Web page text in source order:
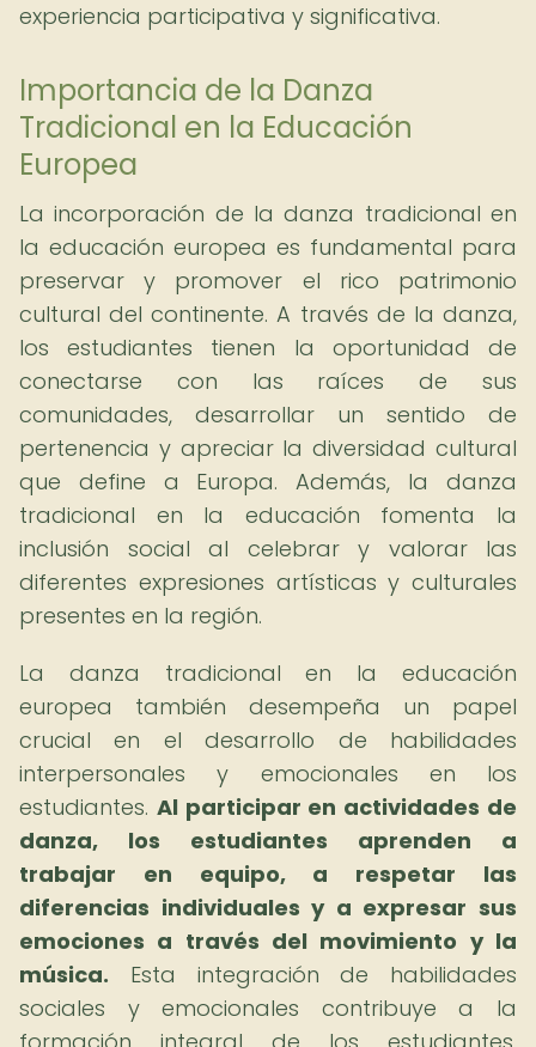
experiencia participativa y significativa.
Importancia de la Danza
Tradicional en la Educación
Europea
La incorporación de la danza tradicional en
la educación europea es fundamental para
preservar y promover el rico patrimonio
cultural del continente. A través de la danza,
los estudiantes tienen la oportunidad de
conectarse con las raíces de sus
comunidades, desarrollar un sentido de
pertenencia y apreciar la diversidad cultural
que define a Europa. Además, la danza
tradicional en la educación fomenta la
inclusión social al celebrar y valorar las
diferentes expresiones artísticas y culturales
presentes en la región.
La danza tradicional en la educación
europea también desempeña un papel
crucial en el desarrollo de habilidades
interpersonales y emocionales en los
estudiantes. Al participar en actividades de
danza, los estudiantes aprenden a
trabajar en equipo, a respetar las
diferencias individuales y a expresar sus
emociones a través del movimiento y la
música. Esta integración de habilidades
sociales y emocionales contribuye a la